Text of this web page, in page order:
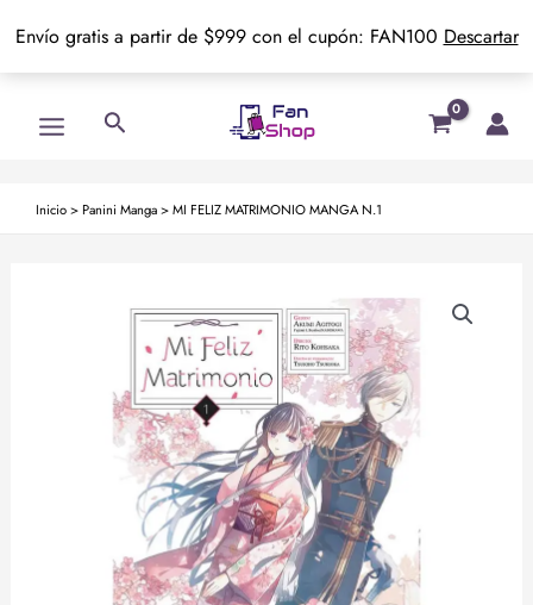
Envío gratis a partir de $999 con el cupón: FAN100 Descartar
Menu
Buscar
Inicio> Panini Manga>MI FELIZ MATRIMONIO MANGA N.1